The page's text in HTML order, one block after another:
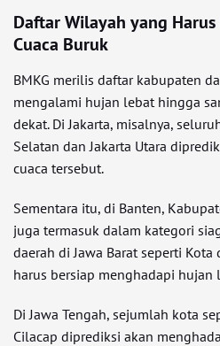
Daftar Wilayah yang
Cuaca Buruk
BMKG merilis daftar kabupaten
mengalami hujan lebat hingga
dekat. Di Jakarta, misalnya,
Selatan dan Jakarta Utara
cuaca tersebut.
Sementara itu, di Banten,
juga termasuk dalam kategori
daerah di Jawa Barat seperti
harus bersiap menghadapi hujan
Di Jawa Tengah, sejumlah kota
Cilacap diprediksi akan